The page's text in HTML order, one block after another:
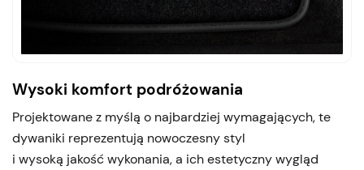
Wysoki komfort podróżowania
Projektowane z myślą o najbardziej wymagających, te
dywaniki reprezentują nowoczesny styl
i wysoką jakość wykonania, a ich estetyczny wygląd